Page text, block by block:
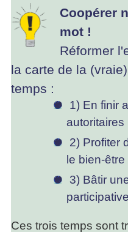
Coopérer
mot !
Réformer
la carte de la
temps :
1) En finir
autoritaires
2) Profiter
le bien-
3) Bâtir
Ces trois temps sont